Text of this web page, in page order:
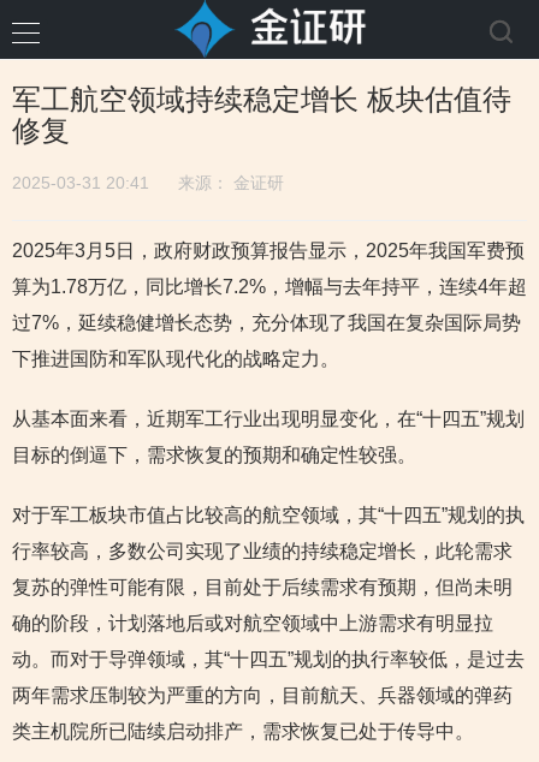
军工航空领域持续稳定增长 板块估值待
修复
2025-03-31 20:41 来源： 金证研
2025年3月5日，政府财政预算报告显示，2025年我国军费预
算为1.78万亿，同比增长7.2%，增幅与去年持平，连续4年超
过7%，延续稳健增长态势，充分体现了我国在复杂国际局势
下推进国防和军队现代化的战略定力。
从基本面来看，近期军工行业出现明显变化，在“十四五”规划
目标的倒逼下，需求恢复的预期和确定性较强。
对于军工板块市值占比较高的航空领域，其“十四五”规划的执
行率较高，多数公司实现了业绩的持续稳定增长，此轮需求
复苏的弹性可能有限，目前处于后续需求有预期，但尚未明
确的阶段，计划落地后或对航空领域中上游需求有明显拉
动。而对于导弹领域，其“十四五”规划的执行率较低，是过去
两年需求压制较为严重的方向，目前航天、兵器领域的弹药
类主机院所已陆续启动排产，需求恢复已处于传导中。